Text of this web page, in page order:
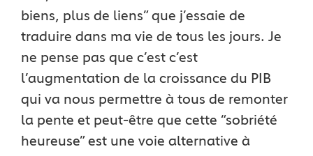
biens, plus de liens” que j’essaie de
traduire dans ma vie de tous les jours. Je
ne pense pas que c’est c’est
l’augmentation de la croissance du PIB
qui va nous permettre à tous de remonter
la pente et peut-être que cette “sobriété
heureuse” est une voie alternative à